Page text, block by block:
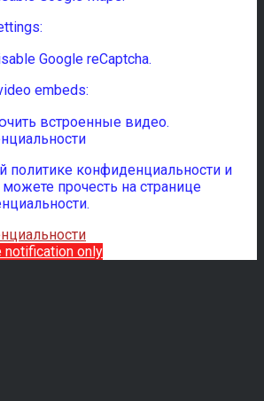
Google reCaptcha.
embeds:
встроенные видео.
политике конфиденциальности и
прочесть на странице
notification only